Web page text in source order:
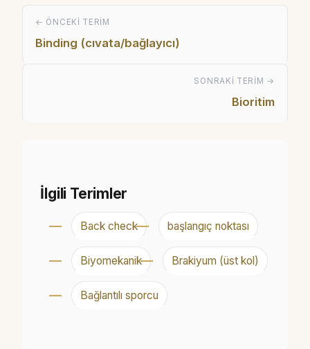
← ÖNCEKI TERIM
Binding (cıvata/bağlayıcı)
SONRAKI TERIM →
Bioritim
İlgili Terimler
Back check başlangıç noktası
Biyomekanik Brakiyum (üst kol)
Bağlantılı sporcu